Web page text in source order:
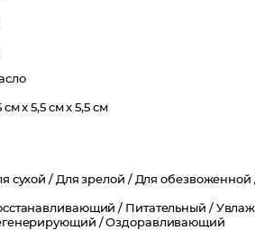
см x 5,5 см x 5,5 см
сухой / Для зрелой / Для обезвоженной
/ Питательный /
/Оздоравливающий